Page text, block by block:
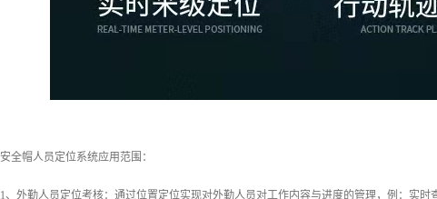
安全帽人员定位系统应用范围：
1、外勤人员定位考核：通过位置定位实现对外勤人员对工作内容与进度的管理，例：实